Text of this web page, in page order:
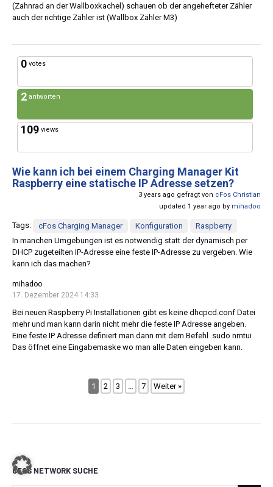
(Zahnrad an der Wallboxkachel) schauen ob der angehefteter Zähler
auch der richtige Zähler ist (Wallbox Zähler M3)
0 votes
2 antworten
109 views
Wie kann ich bei einem Charging Manager Kit
Raspberry eine statische IP Adresse setzen?
3 years ago gefragt von cFos Christian
updated 1 year ago by mihadoo
Tags: cFos Charging Manager Konfiguration
Raspberry
In manchen Umgebungen ist es notwendig statt der dynamisch per
DHCP zugeteilten IP-Adresse eine feste IP-Adresse zu vergeben. Wie
kann ich das machen?
mihadoo
17. Dezember 2024 14:33
Bei neuen Raspberry Pi Installationen gibt es keine dhcpcd.conf Datei
mehr und man kann darin nicht mehr die feste IP Adresse angeben.
Eine feste IP Adresse definiert man dann mit dem Befehl sudo nmtui
Das öffnet eine Eingabemaske wo man alle Daten eingeben kann.
1 2 3 7 Weiter »
CFOS NETWORK SUCHE